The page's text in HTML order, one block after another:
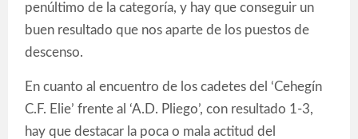
penúltimo de la categoría, y hay que conseguir un
buen resultado que nos aparte de los puestos de
descenso.
En cuanto al encuentro de los cadetes del ‘Cehegín
C.F. Elie’ frente al ‘A.D. Pliego’, con resultado 1-3,
hay que destacar la poca o mala actitud del